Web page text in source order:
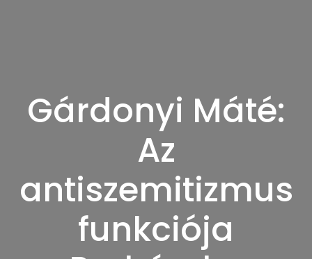
Gárdonyi Máté:
Az
antiszemitizmus
funkciója